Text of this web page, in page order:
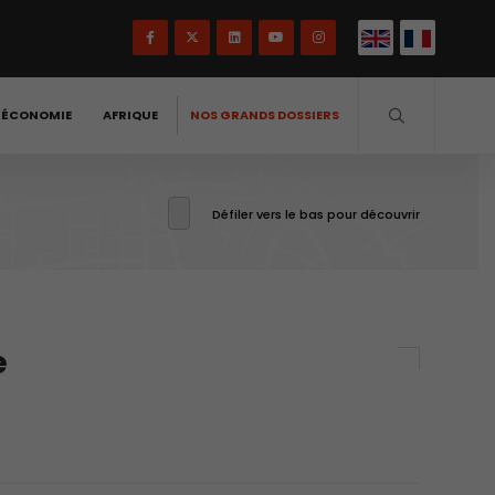
AFRIQUE NOS GRANDS DOSSIERS
Défiler vers le bas pour découvrir